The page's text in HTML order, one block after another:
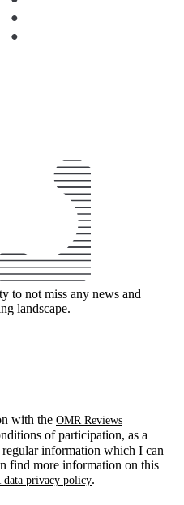
to not miss any news and
landscape.
with the OMR Reviews
of participation, as a
information which I can
find more information on this
data privacy policy.